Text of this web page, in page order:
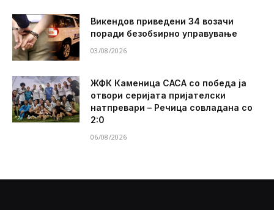
Викендов приведени 34 возачи
поради безобѕирно управување
03/08/2026
ЖФК Каменица САСА со победа ја
отвори серијата пријателски
натпревари – Речица совладана со
2:0
06/08/2026